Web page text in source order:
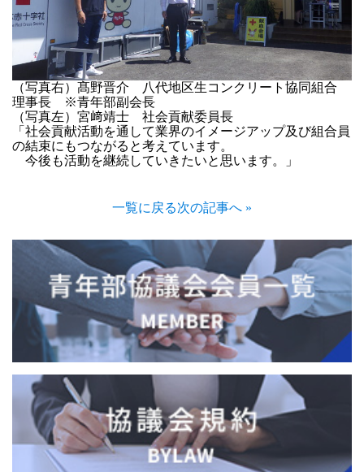
（写真右）髙野晋介 八代地区生コンクリート協同組合
理事長 ※青年部副会長
（写真左）宮﨑靖士 社会貢献委員長
「社会貢献活動を通して業界のイメージアップ及び組合員
の結束にもつながると考えています。
今後も活動を継続していきたいと思います。」
一覧に戻る次の記事へ »